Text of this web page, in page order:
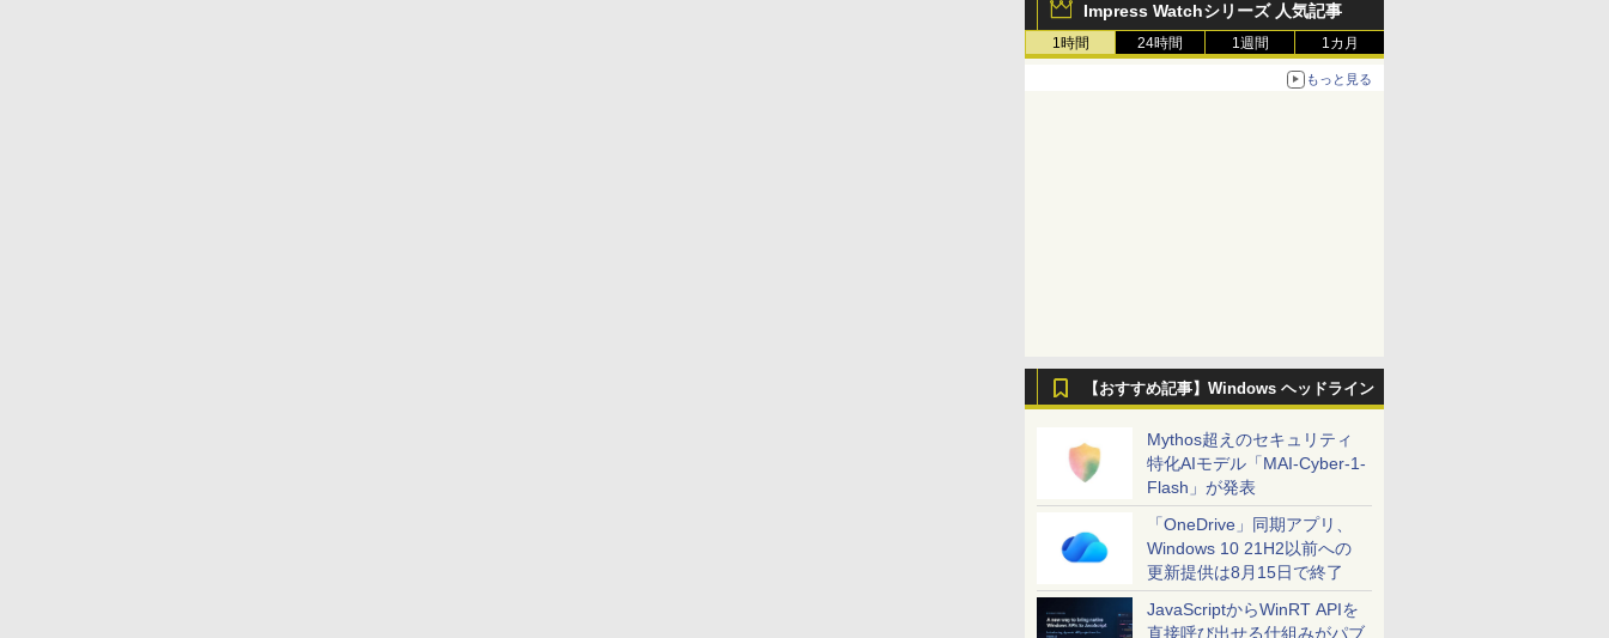
Impress Watchシリーズ 人気記事
1時間 24時間 1週間 1カ月
もっと見る
【おすすめ記事】Windows ヘッドライン
Mythos超えのセキュリティ
特化AIモデル「MAI-Cyber-1-
Flash」が発表
「OneDrive」同期アプリ、
Windows 10 21H2以前への
更新提供は8月15日で終了
JavaScriptからWinRT APIを
直接呼び出せる仕組みがパブ